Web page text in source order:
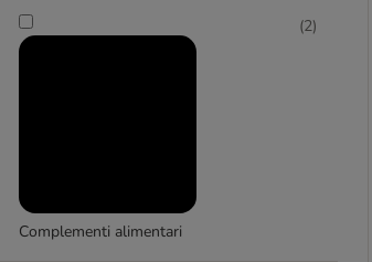
Complementi alimentari
(2)